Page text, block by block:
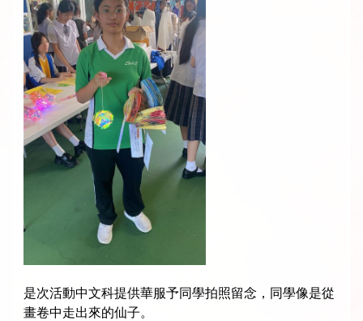
是次活動中文科提供華服予同學拍照留念，同學像是從
畫卷中走出來的仙子。